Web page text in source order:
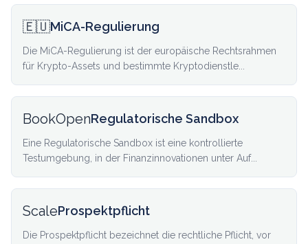
🇪🇺MiCA-Regulierung
Die MiCA-Regulierung ist der europäische Rechtsrahmen
für Krypto-Assets und bestimmte Kryptodienstle...
BookOpenRegulatorische Sandbox
Eine Regulatorische Sandbox ist eine kontrollierte
Testumgebung, in der Finanzinnovationen unter Auf...
ScaleProspektpflicht
Die Prospektpflicht bezeichnet die rechtliche Pflicht, vor